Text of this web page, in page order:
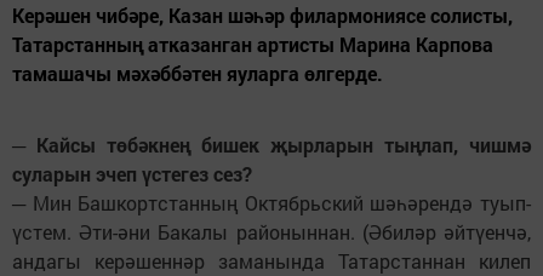
Керәшен чибәре, Казан шәһәр филармониясе солисты,
Татарстанның атказанган артисты Марина Карпова
тамашачы мәхәббәтен яуларга өлгерде.
─ Кайсы төбәкнең бишек җырларын тыңлап, чишмә
суларын эчеп үстегез сез?
─ Мин Башкортстанның Октябрьский шәһәрендә туып-
үстем. Әти-әни Бакалы районыннан. (Әбиләр әйтүенчә,
андагы керәшеннәр заманында Татарстаннан килеп